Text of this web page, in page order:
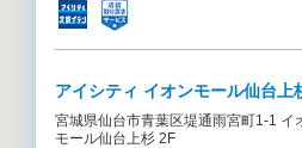
アイシティ イオンモール仙台上
宮城県仙台市青葉区堤通雨宮町1-1 イ
モール仙台上杉 2F